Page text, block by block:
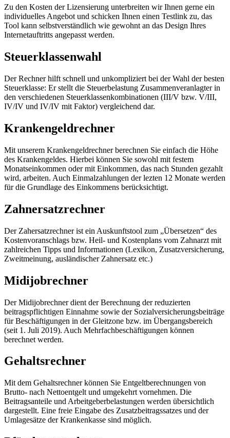
Zu den Kosten der Lizensierung unterbreiten wir Ihnen gerne ein
individuelles Angebot und schicken Ihnen einen Testlink zu, das
Tool kann selbstverständlich wie gewohnt an das Design Ihres
Internetauftritts angepasst werden.
Steuerklassenwahl
Der Rechner hilft schnell und unkompliziert bei der Wahl der besten
Steuerklasse: Er stellt die Steuerbelastung Zusammenveranlagter in
den verschiedenen Steuerklassenkombinationen (III/V bzw. V/III,
IV/IV und IV/IV mit Faktor) vergleichend dar.
Krankengeldrechner
Mit unserem Krankengeldrechner berechnen Sie einfach die Höhe
des Krankengeldes. Hierbei können Sie sowohl mit festem
Monatseinkommen oder mit Einkommen, das nach Stunden gezahlt
wird, arbeiten. Auch Einmalzahlungen der lezten 12 Monate werden
für die Grundlage des Einkommens berücksichtigt.
Zahnersatzrechner
Der Zahersatzrechner ist ein Auskunftstool zum „Übersetzen“ des
Kostenvoranschlags bzw. Heil- und Kostenplans vom Zahnarzt mit
zahlreichen Tipps und Informationen (Lexikon, Zusatzversicherung,
Zweitmeinung, ausländischer Zahnersatz etc.)
Midijobrechner
Der Midijobrechner dient der Berechnung der reduzierten
beitragspflichtigen Einnahme sowie der Sozialversicherungsbeiträge
für Beschäftigungen in der Gleitzone bzw. im Übergangsbereich
(seit 1. Juli 2019). Auch Mehrfachbeschäftigungen können
berechnet werden.
Gehaltsrechner
Mit dem Gehaltsrechner können Sie Entgeltberechnungen von
Brutto- nach Nettoentgelt und umgekehrt vornehmen. Die
Beitragsanteile und Arbeitgeberbelastungen werden übersichtlich
dargestellt. Eine freie Eingabe des Zusatzbeitragssatzes und der
Umlagesätze der Krankenkasse sind möglich.